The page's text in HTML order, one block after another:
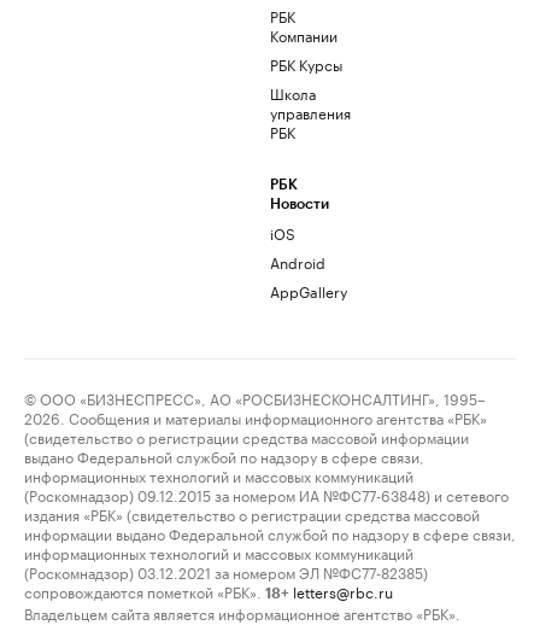
РБК
Компании
РБК Курсы
Школа
управления
РБК
РБК
Новости
iOS
Android
AppGallery
© ООО «БИЗНЕСПРЕСС», АО «РОСБИЗНЕСКОНСАЛТИНГ», 1995–
2026. Сообщения и материалы информационного агентства «РБК»
(свидетельство о регистрации средства массовой информации
выдано Федеральной службой по надзору в сфере связи,
информационных технологий и массовых коммуникаций
(Роскомнадзор) 09.12.2015 за номером ИА №ФС77-63848) и сетевого
издания «РБК» (свидетельство о регистрации средства массовой
информации выдано Федеральной службой по надзору в сфере связи,
информационных технологий и массовых коммуникаций
(Роскомнадзор) 03.12.2021 за номером ЭЛ №ФС77-82385)
сопровождаются пометкой «РБК».
18+ letters@rbc.ru
Владельцем сайта является информационное агентство «РБК».